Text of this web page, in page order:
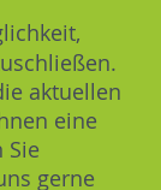
aktuellen
eine
Sie
gerne